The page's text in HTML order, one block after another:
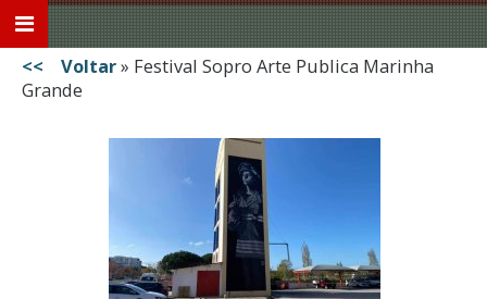
<< Voltar» Festival Sopro Arte Publica Marinha
Grande